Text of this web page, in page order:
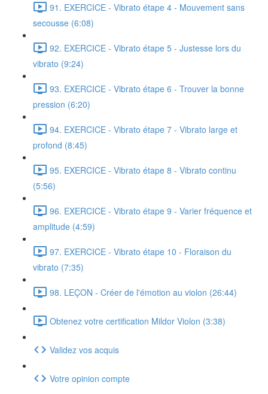
91. EXERCICE - Vibrato étape 4 - Mouvement sans
secousse (6:08)
92. EXERCICE - Vibrato étape 5 - Justesse lors du
vibrato (9:24)
93. EXERCICE - Vibrato étape 6 - Trouver la bonne
pression (6:20)
94. EXERCICE - Vibrato étape 7 - Vibrato large et
profond (8:45)
95. EXERCICE - Vibrato étape 8 - Vibrato continu
(5:56)
96. EXERCICE - Vibrato étape 9 - Varier fréquence et
amplitude (4:59)
97. EXERCICE - Vibrato étape 10 - Floraison du
vibrato (7:35)
98. LEÇON - Créer de l'émotion au violon (26:44)
Obtenez votre certification Mildor Violon (3:38)
Validez vos acquis
Votre opinion compte